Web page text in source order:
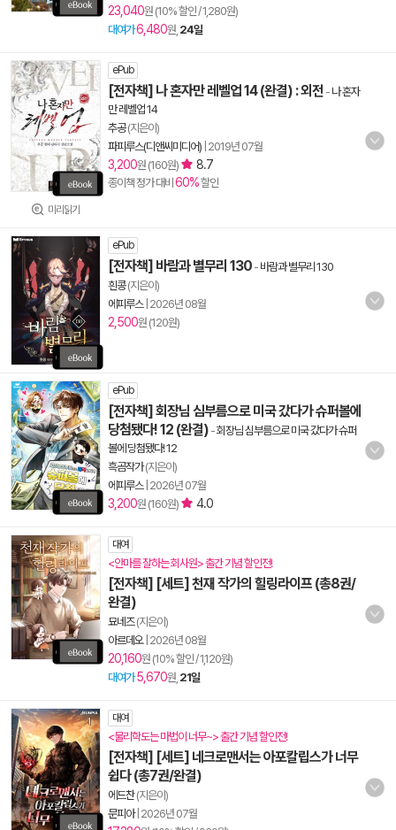
23,040원 (10% 할인 / 1,280원)
대여가6,480원, 24일
미리읽기
ePub
[전자책] 나 혼자만 레벨업 14 (완결) : 외전 - 나 혼자
만 레벨업 14
추공(지은이)
파피루스(디앤씨미디어) 2019년 07월
3,200원 (160원) 8.7
종이책 정가 대비 60%할인
ePub
[전자책] 바람과 별무리 130 - 바람과 별무리 130
흰콩(지은이)
에피루스| 2026년 08월
2,500원 (120원)
ePub
[전자책] 회장님 심부름으로 미국 갔다가 슈퍼볼에
당첨됐다! 12 (완결) -회장님 심부름으로 미국 갔다가 슈퍼
볼에 당첨됐다! 12
흑곰작가(지은이)
에피루스| 2026년 07월
3,200원 (160원) 4.0
대여
<안마를 잘하는 회사원> 출간 기념 할인전!
[전자책] [세트] 천재 작가의 힐링라이프 (총8권/
완결)
묘네즈(지은이)
아르데오| 2026년 08월
20,160원 (10% 할인 / 1,120원)
대여가 5,670원, 21일
대여
<물리학도는 마법이 너무~> 출간 기념 할인전!
[전자책] [세트] 네크로맨서는 아포칼립스가 너무
쉽다 (총7권/완결)
에드찬(지은이)
문피아| 2026년 07월